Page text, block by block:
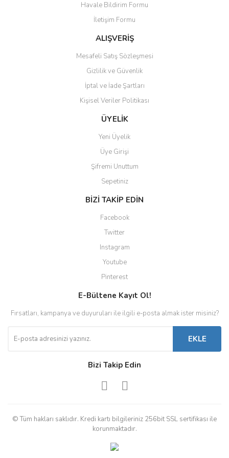
Ürün açıklamasında eksik bilgiler bulunuyor.
Ürün bilgilerinde hatalar bulunuyor.
Ürün fiyatı diğer sitelerden daha pahalı.
Gönder
Havale Bildirim Formu
İletişim Formu
ALIŞVERİŞ
Mesafeli Satış Sözleşmesi
Gizlilik ve Güvenlik
İptal ve İade Şartları
Kişisel Veriler Politikası
ÜYELİK
Yeni Üyelik
Üye Girişi
Şifremi Unuttum
Sepetiniz
BİZİ TAKİP EDİN
Facebook
Twitter
Instagram
Youtube
Pinterest
E-Bültene Kayıt Ol!
Fırsatları, kampanya ve duyuruları ile ilgili e-posta almak ister misiniz?
EKLE
Bizi Takip Edin
© Tüm hakları saklıdır. Kredi kartı bilgileriniz 256bit SSL sertifikası ile
korunmaktadır.